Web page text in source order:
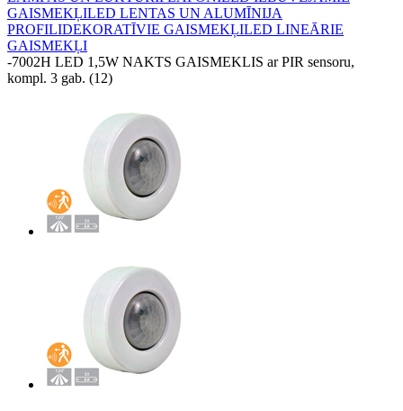
GAISMEKĻILED LENTAS UN ALUMĪNIJA
PROFILIDEKORATĪVIE GAISMEKĻILED LINEĀRIE
GAISMEKĻI
-7002H LED 1,5W NAKTS GAISMEKLIS ar PIR sensoru,
kompl. 3 gab. (12)